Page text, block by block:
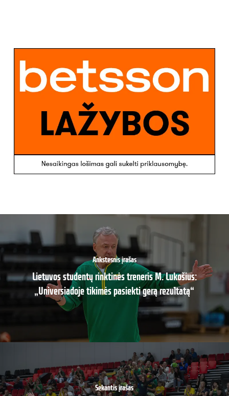
Ankstesnis įrašas
Lietuvos studentų rinktinės treneris M. Lukošius:
„Universiadoje tikimės pasiekti gerą rezultatą“
Sekantis įrašas